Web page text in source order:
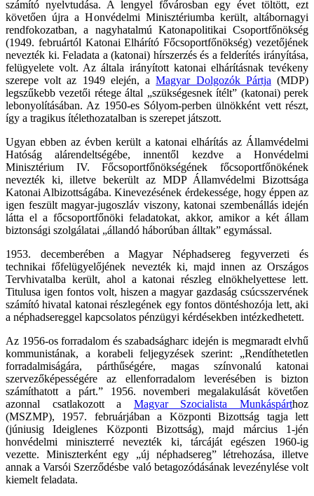
számító nyelvtudása. A lengyel fővárosban egy évet töltött, ezt
követően újra a Honvédelmi Minisztériumba került, altábornagyi
rendfokozatban, a nagyhatalmú Katonapolitikai Csoportfőnökség
(1949. februártól Katonai Elhárító Főcsoportfőnökség) vezetőjének
nevezték ki. Feladata a (katonai) hírszerzés és a felderítés irányítása,
felügyelete volt. Az általa irányított katonai elhárításnak tevékeny
szerepe volt az 1949 elején, aMagyar Dolgozók Pártja (MDP)
legszűkebb vezetői rétege által „szükségesnek ítélt” (katonai) perek
lebonyolításában. Az 1950-es Sólyom-perben ülnökként vett részt,
így a tragikus ítélethozatalban is szerepet játszott.
Ugyan ebben az évben került a katonai elhárítás az Államvédelmi
Hatóság alárendeltségébe, innentől kezdve a Honvédelmi
Minisztérium IV. Főcsoportfőnökségének főcsoportfőnökének
nevezték ki, illetve bekerült az MDP Államvédelmi Bizottsága
Katonai Albizottságába. Kinevezésének érdekessége, hogy éppen az
igen feszült magyar-jugoszláv viszony, katonai szembenállás idején
látta el a főcsoportfőnöki feladatokat, akkor, amikor a két állam
biztonsági szolgálatai „állandó háborúban álltak” egymással.
1953. decemberében a Magyar Néphadsereg fegyverzeti és
technikai főfelügyelőjének nevezték ki, majd innen az Országos
Tervhivatalba került, ahol a katonai részleg elnökhelyettese lett.
Titulusa igen fontos volt, hiszen a magyar gazdaság csúcsszervének
számító hivatal katonai részlegének egy fontos döntéshozója lett, aki
a néphadsereggel kapcsolatos pénzügyi kérdésekben intézkedhetett.
Az 1956-os forradalom és szabadságharc idején is megmaradt elvhű
kommunistának, a korabeli feljegyzések szerint: „Rendíthetetlen
forradalmiságára, párthűségére, magas színvonalú katonai
szervezőképességére az ellenforradalom leverésében is bizton
számíthatott a párt.” 1956. novemberi megalakulását követően
azonnal csatlakozott a Magyar Szocialista Munkáspárthoz
(MSZMP), 1957. februárjában a Központi Bizottság tagja lett
(júniusig Ideiglenes Központi Bizottság), majd március 1-jén
honvédelmi miniszterré nevezték ki, tárcáját egészen 1960-ig
vezette. Miniszterként egy „új néphadsereg” létrehozása, illetve
annak a Varsói Szerződésbe való betagozódásának levezénylése volt
kiemelt feladata.